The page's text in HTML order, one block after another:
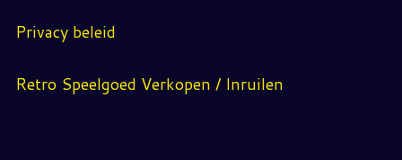
Privacy beleid
Retro Speelgoed Verkopen / Inruilen